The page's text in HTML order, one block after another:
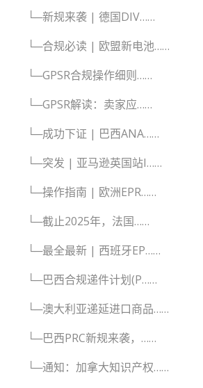
└─新规来袭 | 德国DIV……
└─合规必读 | 欧盟新电池……
└─GPSR合规操作细则……
└─GPSR解读：卖家应……
└─成功下证 | 巴西ANA……
└─突发 | 亚马逊英国站I……
└─操作指南 | 欧洲EPR……
└─截止2025年，法国……
└─最全最新 | 西班牙EP……
└─巴西合规递件计划(P……
└─澳大利亚递延进口商品……
└─巴西PRC新规来袭，……
└─通知：加拿大知识产权……